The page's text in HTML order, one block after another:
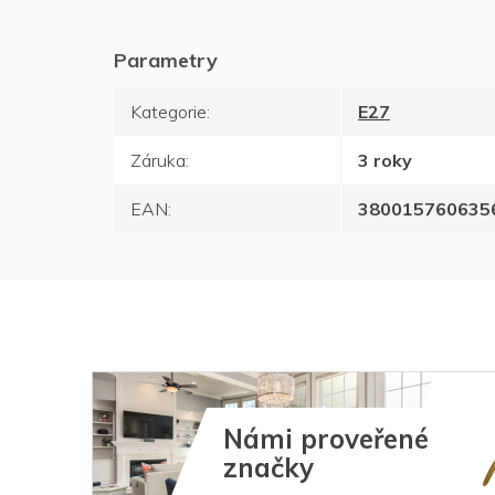
Kategorie: E27
Záruka: 3 roky
EAN:
Námi proveřené
značky